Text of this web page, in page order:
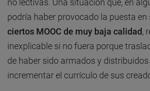
podría haber provocado la puesta en
ciertos MOOC de muy baja calidad,
inexplicable si no fuera porque
de haber sido armados y
incrementar el currículo de sus